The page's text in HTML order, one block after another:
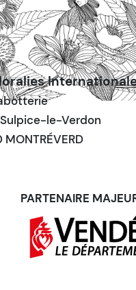
le-Verdon
PARTENAIRE